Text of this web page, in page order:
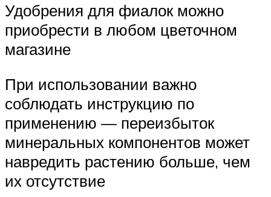
Удобрения для фиалок можно
приобрести в любом цветочном
магазине
При использовании важно
соблюдать инструкцию по
применению — переизбыток
минеральных компонентов может
навредить растению больше, чем
их отсутствие